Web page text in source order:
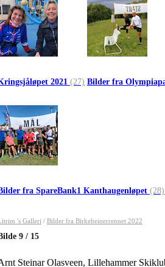
2021 (27) Bilder fra
fra SpareBank1 Kanthaugenløpet (28)
's Galleri / Bilder fra Birkebeinerrennet 2022
9 / 15
Steinar Olasveen, Lillehammer